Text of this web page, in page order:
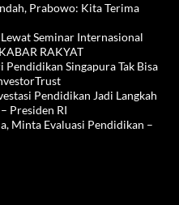
Prabowo: Kita Terima
Seminar Internasional
RAKYAT
Singapura Tak Bisa
Pendidikan Jadi Langkah
Presiden RI
Minta Evaluasi Pendidikan –